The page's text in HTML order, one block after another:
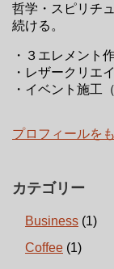
哲学・スピリチ
続ける。
・３エレメント
・レザークリエ
・イベント施工
プロフィールを
カテゴリー
Business (1)
Coffee (1)